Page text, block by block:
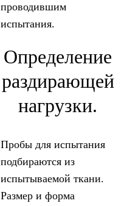
проводившим
испытания.
Определение
раздирающей
нагрузки.
Пробы для испытания
подбираются из
испытываемой ткани.
Размер и форма